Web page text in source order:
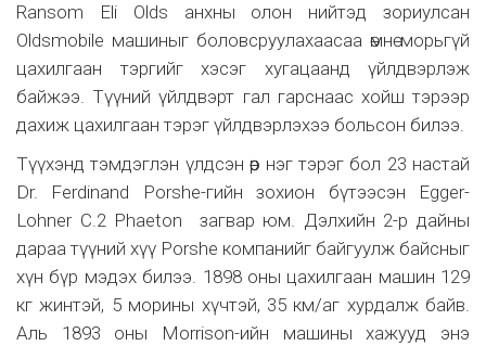
Ransom Eli Olds анхны олон нийтэд зориулсан
Oldsmobile машиныг боловсруулахаасаа өмнө морьгүй
цахилгаан тэргийг хэсэг хугацаанд үйлдвэрлэж
байжээ. Түүний үйлдвэрт гал гарснаас хойш тэрээр
дахиж цахилгаан тэрэг үйлдвэрлэхээ больсон билээ.
Түүхэнд тэмдэглэн үлдсэн өөр нэг тэрэг бол 23 настай
Dr. Ferdinand Porshe-гийн зохион бүтээсэн Egger-
Lohner C.2 Phaeton загвар юм. Дэлхийн 2-р дайны
дараа түүний хүү Porshe компанийг байгуулж байсныг
хүн бүр мэдэх билээ. 1898 оны цахилгаан машин 129
кг жинтэй, 5 морины хүчтэй, 35 км/аг хурдалж байв.
Аль 1893 оны Morrison-ийн машины хажууд энэ